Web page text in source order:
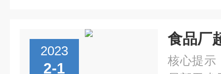
2023
2-1
核心提示